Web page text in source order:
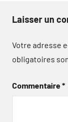
Laisser un
Votre adresse
obligatoires
Commentaire*